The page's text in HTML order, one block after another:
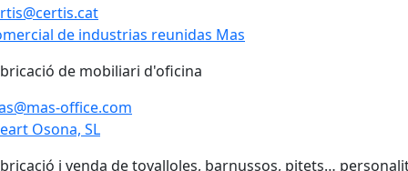
de industrias reunidas Mas
de industrias reunidas Mas
de mobiliari d'oficina
office.com
Osona, SL
Osona, SL
i venda de tovalloles, barnussos, pitets…